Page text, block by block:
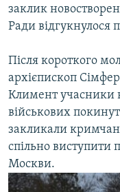
заклик
Ради відгукнулося
Після короткого
архієпископ
Климент учасники
військових
закликали кримчан
спільно виступити
Москви.